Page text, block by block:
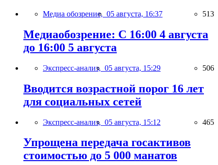
Медиа обозрение, 05 августа, 16:37 513
Медиаобозрение: С 16:00 4 августа
до 16:00 5 августа
Экспресс-анализ, 05 августа, 15:29 506
Вводится возрастной порог 16 лет
для социальных сетей
Экспресс-анализ, 05 августа, 15:12 465
Упрощена передача госактивов
стоимостью до 5 000 манатов